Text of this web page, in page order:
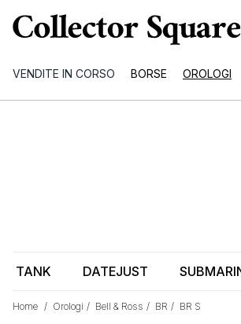
VENDITE IN CORSO BORSE OROLOGI
Home / Orologi / Bell & Ross / BR / BR S
TANK DATEJUST